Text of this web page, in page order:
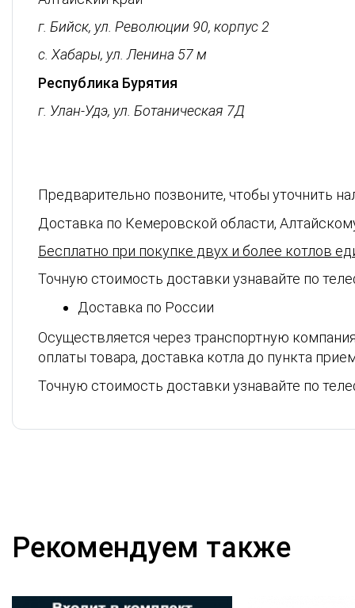
г. Бийск, ул. Революции 90, корпус 2
с. Хабары, ул. Ленина 57 м
Республика Бурятия
г. Улан-Удэ, ул. Ботаническая 7Д
Предварительно позвоните, чтобы уточнить
Доставка по Кемеровской области,
Бесплатно при покупке двух и более котлов
Точную стоимость доставки узнавайте по
Доставка по России
Осуществляется через транспортную
оплаты товара, доставка котла до пункта
Точную стоимость доставки узнавайте по
Рекомендуем также